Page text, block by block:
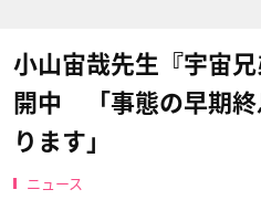
小山宙哉先生『宇宙
開中 「事態の早期終
ります」
ニュース